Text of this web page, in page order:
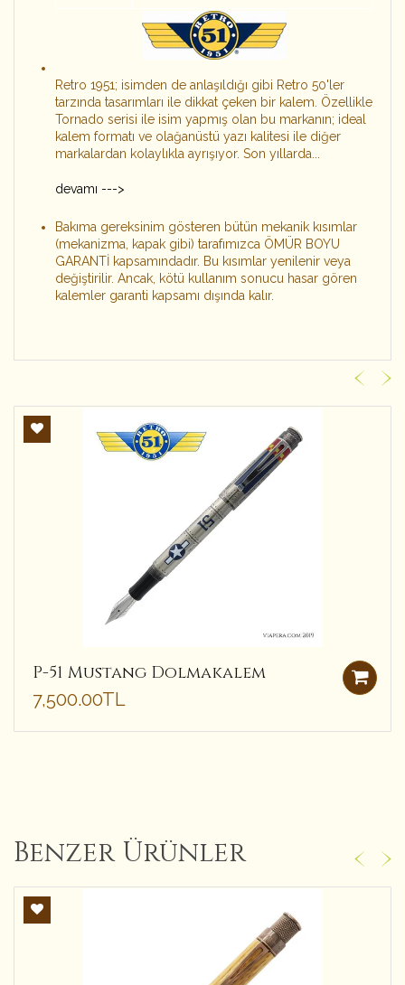
Retro 1951; isimden de anlaşıldığı gibi Retro 50'ler
tarzında tasarımları ile dikkat çeken bir kalem. Özellikle
Tornado serisi ile isim yapmış olan bu markanın; ideal
kalem formatı ve olağanüstü yazı kalitesi ile diğer
markalardan kolaylıkla ayrışıyor. Son yıllarda...
devamı --->
Bakıma gereksinim gösteren bütün mekanik kısımlar
(mekanizma, kapak gibi) tarafımızca ÖMÜR BOYU
GARANTİ kapsamındadır. Bu kısımlar yenilenir veya
değiştirilir. Ancak, kötü kullanım sonucu hasar gören
kalemler garanti kapsamı dışında kalır.
P-51 Mustang Dolmakalem
7,500.00TL
Benzer Ürünler